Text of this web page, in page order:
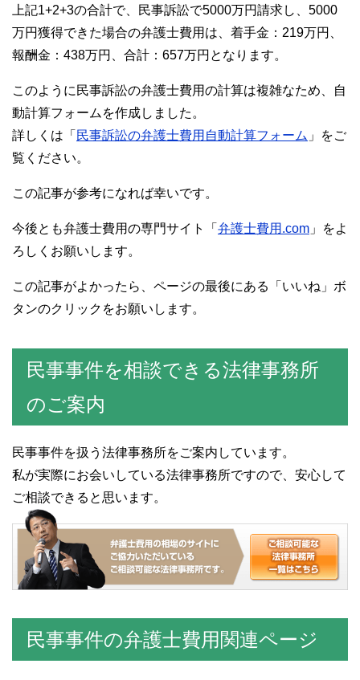
上記1+2+3の合計で、民事訴訟で5000万円請求し、5000
万円獲得できた場合の弁護士費用は、着手金：219万円、
報酬金：438万円、合計：657万円となります。
このように民事訴訟の弁護士費用の計算は複雑なため、自
動計算フォームを作成しました。
詳しくは「 民事訴訟の弁護士費用自動計算フォーム 」をご
覧ください。
この記事が参考になれば幸いです。
今後とも弁護士費用の専門サイト「 弁護士費用.com 」をよ
ろしくお願いします。
この記事がよかったら、ページの最後にある「いいね」ボ
タンのクリックをお願いします。
民事事件を相談できる法律事務所
のご案内
民事事件を扱う法律事務所をご案内しています。
私が実際にお会いしている法律事務所ですので、安心して
ご相談できると思います。
民事事件の弁護士費用関連ページ